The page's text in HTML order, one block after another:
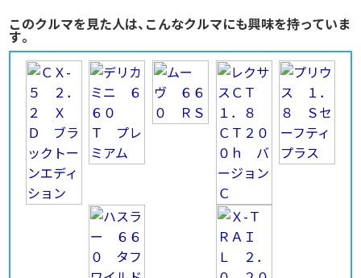
このクルマを見た人は、こんなクルマにも興味を持っていま
す。